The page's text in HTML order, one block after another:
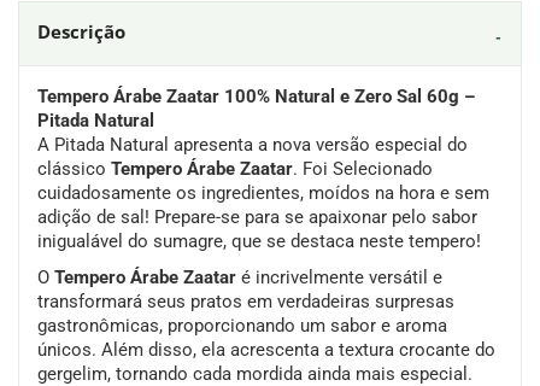
Descrição
Tempero Árabe Zaatar 100% Natural e Zero Sal 60g –
Pitada Natural
A Pitada Natural apresenta a nova versão especial do
clássico Tempero Árabe Zaatar. Foi Selecionado
cuidadosamente os ingredientes, moídos na hora e sem
adição de sal! Prepare-se para se apaixonar pelo sabor
inigualável do sumagre, que se destaca neste tempero!
O Tempero Árabe Zaatar é incrivelmente versátil e
transformará seus pratos em verdadeiras surpresas
gastronômicas, proporcionando um sabor e aroma
únicos. Além disso, ela acrescenta a textura crocante do
gergelim, tornando cada mordida ainda mais especial.